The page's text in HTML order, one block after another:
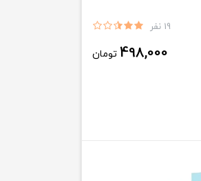
19 نفر
498,000 تومان